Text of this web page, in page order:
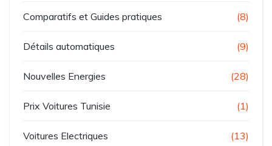
Comparatifs et Guides pratiques (8)
Détails automatiques (9)
Nouvelles Energies (28)
Prix Voitures Tunisie (1)
Voitures Electriques (13)